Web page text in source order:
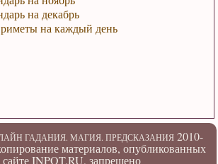
на декабрь
на каждый день
ГАДАНИЯ. МАГИЯ. ПРЕДСКАЗАНИЯ2010-
материалов, опубликованных
сайте INPOT.RU, запрещено